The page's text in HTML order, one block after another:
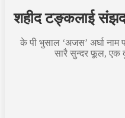
शहीद टङ्कलाई
के पी भुसाल ‘अजस’ अर्घा नाम
सारै सुन्दर फूल, एक